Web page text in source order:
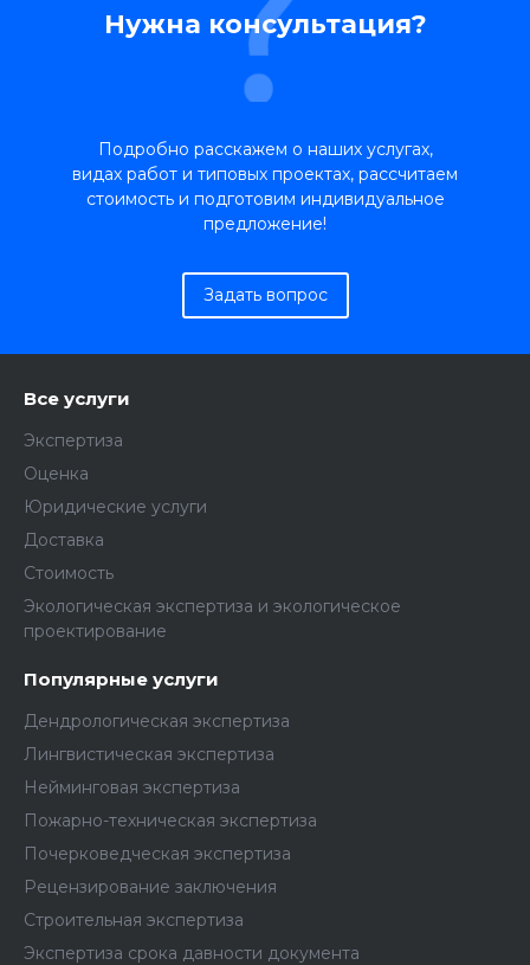
Нужна консультация?
Подробно расскажем о наших услугах,
видах работ и типовых проектах, рассчитаем
стоимость и подготовим индивидуальное
предложение!
Задать вопрос
Все услуги
Экспертиза
Оценка
Юридические услуги
Доставка
Стоимость
Экологическая экспертиза и экологическое
проектирование
Популярные услуги
Дендрологическая экспертиза
Лингвистическая экспертиза
Нейминговая экспертиза
Пожарно-техническая экспертиза
Почерковедческая экспертиза
Рецензирование заключения
Строительная экспертиза
Экспертиза срока давности документа